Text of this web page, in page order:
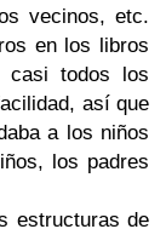
vecinos, etc.
en los libros
casi todos los
así que
a los niños
los padres
estructuras de